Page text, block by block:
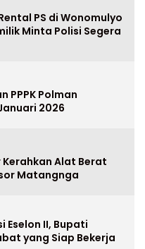
PS di Wonomulyo
Minta Polisi Segera
PPPK Polman
2026
Kerahkan Alat Berat
Matangnga
Eselon II, Bupati
yang Siap Bekerja